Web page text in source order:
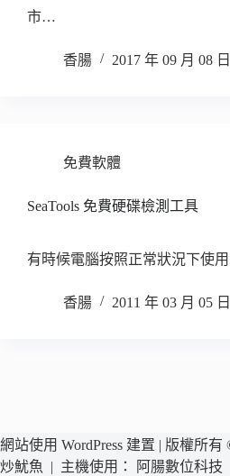
市…
香腸 2017 年 09 月 08 日
免費軟體
SeaTools 免費硬碟檢測工具
有時候電腦按照正常狀況下使
香腸 2011 年 03 月 05 日
網站使用 WordPress 建置 | 版權所有
炒魷魚 | 主機使用：
阿腸數位科技